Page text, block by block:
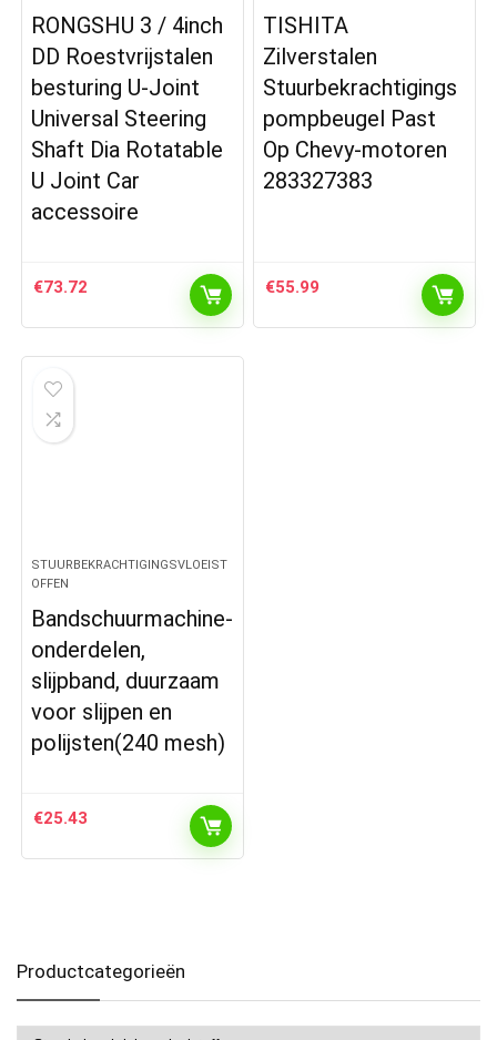
RONGSHU 3 / 4inch
DD Roestvrijstalen
besturing U-Joint
Universal Steering
Shaft Dia Rotatable
U Joint Car
accessoire
€73.72
TISHITA
Zilverstalen
Stuurbekrachtigings
pompbeugel Past
Op Chevy-motoren
283327383
€55.99
STUURBEKRACHTIGINGSVLOEIST
OFFEN
Bandschuurmachine-
onderdelen,
slijpband, duurzaam
voor slijpen en
polijsten(240 mesh)
€25.43
Productcategorieën